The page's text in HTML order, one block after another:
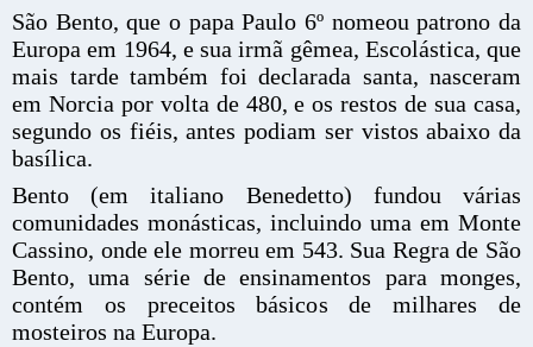
São Bento, que o papa Paulo 6º nomeou patrono da
Europa em 1964, e sua irmã gêmea, Escolástica, que
mais tarde também foi declarada santa, nasceram
em Norcia por volta de 480, e os restos de sua casa,
segundo os fiéis, antes podiam ser vistos abaixo da
basílica.
Bento (em italiano Benedetto) fundou várias
comunidades monásticas, incluindo uma em Monte
Cassino, onde ele morreu em 543. Sua Regra de São
Bento, uma série de ensinamentos para monges,
contém os preceitos básicos de milhares de
mosteiros na Europa.